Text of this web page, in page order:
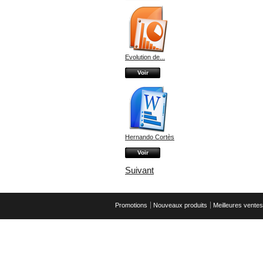
Evolution de...
Voir
Hernando Cortès
Voir
Suivant
Promotions Nouveaux produits Meilleures ventes